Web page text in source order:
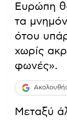
Ευρώπη
τα
ότου
χωρίς
φωνές».
Μεταξύ